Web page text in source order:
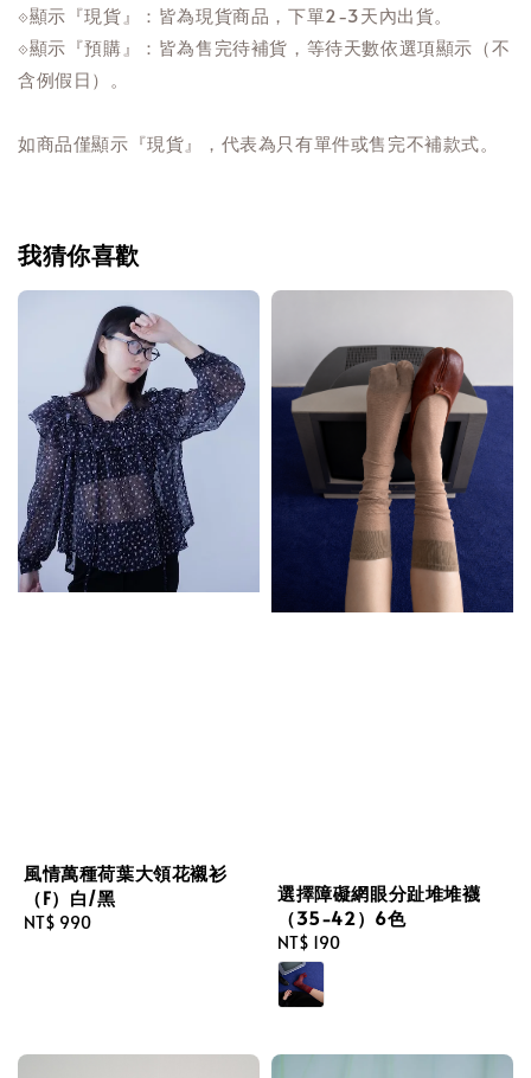
⟐顯示『現貨』：皆為現貨商品，下單2-3天內出貨。
⟐顯示『預購』：皆為售完待補貨，等待天數依選項顯示（不
含例假日）。
如商品僅顯示『現貨』，代表為只有單件或售完不補款式。
我猜你喜歡
風情萬種荷葉大領花襯衫
（F）白/黑
Regular
NT$ 990
選擇障礙網眼分趾堆堆襪
（35-42）6色
Regular
price
NT$ 190